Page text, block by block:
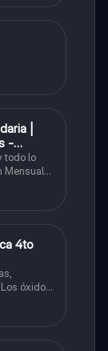
|
-
todo lo
Mensual
4to
óxidos